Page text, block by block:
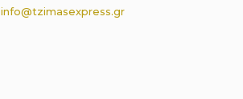
info@tzimasexpress.gr